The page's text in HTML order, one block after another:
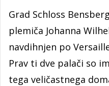
Grad Schloss
plemiča Johanna
navdihnjen po
Prav ti dve palači so
tega veličastnega